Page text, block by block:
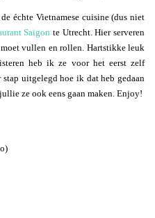
échte Vietnamese cuisine (dus niet
Saigon te Utrecht. Hier serveren
vullen en rollen. Hartstikke leuk
heb ik ze voor het eerst zelf
uitgelegd hoe ik dat heb gedaan
ze ook eens gaan maken. Enjoy!